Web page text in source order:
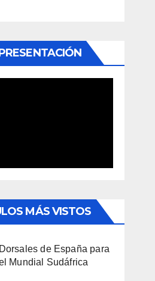
MÁS VISTOS
Dorsales de España para
Mundial Sudáfrica